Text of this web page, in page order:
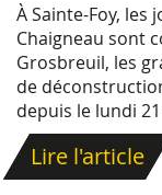
À Sainte-Foy, les
Chaigneau sont
Grosbreuil, les
de
depuis le lundi
Lire l'article